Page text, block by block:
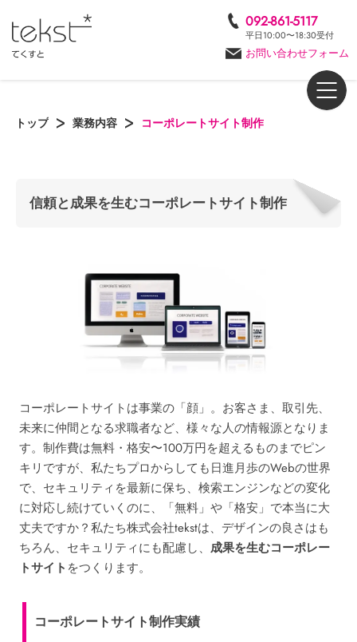
092-861-5117
平日10:00〜18:30受付
お問い合わせフォーム
トップ 業務内容 コーポレートサイト制作
信頼と成果を生むコーポレートサイト制作
コーポレートサイトは事業の「顔」。お客さま、取引先、
未来に仲間となる求職者など、様々な人の情報源となりま
す。制作費は無料・格安〜100万円を超えるものまでピン
キリですが、私たちプロからしても日進月歩のWebの世界
で、セキュリティを最新に保ち、検索エンジンなどの変化
に対応し続けていくのに、「無料」や「格安」で本当に大
丈夫ですか？私たち株式会社tekstは、デザインの良さはも
ちろん、セキュリティにも配慮し、成果を生むコーポレー
トサイト をつくります。
コーポレートサイト制作実績